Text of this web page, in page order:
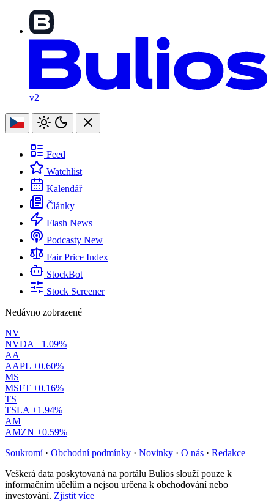
v2
Feed
Watchlist
Kalendář
Články
Flash News
Podcasty New
Fair Price Index
StockBot
Stock Screener
Nedávno zobrazené
NV
NVDA +1.09%
AA
AAPL +0.60%
MS
MSFT +0.16%
TS
TSLA +1.94%
AM
AMZN +0.59%
Soukromí · Obchodní podmínky · Novinky · O nás · Redakce
Veškerá data poskytovaná na portálu Bulios slouží pouze k
informačním účelům a nejsou určena k obchodování nebo
investování. Zjistit více